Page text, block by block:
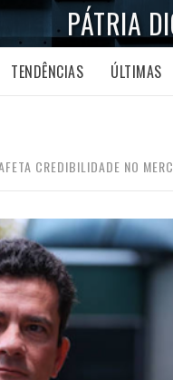
PÁTRIA
TENDÊNCIAS ÚLTIMAS
CREDIBILIDADE NO